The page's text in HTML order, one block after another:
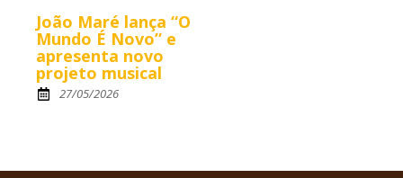
João Maré lança “O
Mundo É Novo” e
apresenta novo
projeto musical
27/05/2026